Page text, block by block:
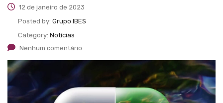
12 de janeiro de 2023
Posted by: Grupo IBES
Category: Notícias
Nenhum comentário